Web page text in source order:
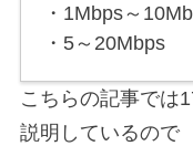
・1Mbps～
・5～20Mbps
こちらの記事では
説明しているので